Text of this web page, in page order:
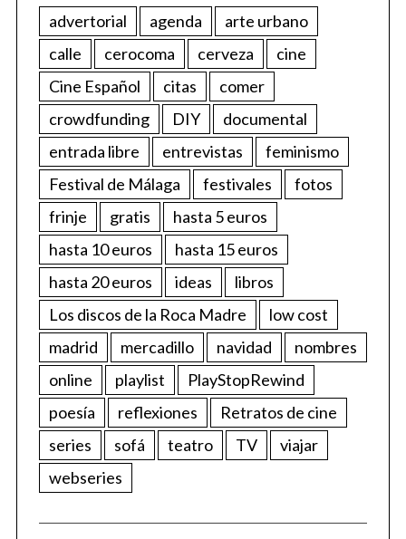
advertorial agenda
arte urbano
calle
cerocoma cerveza
cine
Cine Español
citas
comer
crowdfunding
DIY
documental
entrada libre
entrevistas
feminismo
Festival de Málaga
festivales
fotos
frinje
gratis
hasta 5 euros
hasta 10 euros
hasta 15 euros
hasta 20 euros
ideas
libros
Los discos de la Roca Madre
low cost
madrid
mercadillo navidad
nombres
online
playlist
PlayStopRewind
poesía
reflexiones
Retratos de cine
series
sofá teatro TV
viajar
webseries